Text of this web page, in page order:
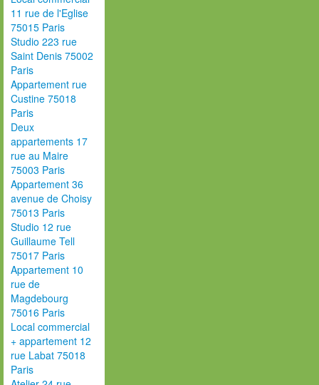
11 rue de l'Eglise
75015 Paris
Studio 223 rue
Saint Denis 75002
Paris
Appartement rue
Custine 75018
Paris
Deux
appartements 17
rue au Maire
75003 Paris
Appartement 36
avenue de Choisy
75013 Paris
Studio 12 rue
Guillaume Tell
75017 Paris
Appartement 10
rue de
Magdebourg
75016 Paris
Local commercial
+ appartement 12
rue Labat 75018
Paris